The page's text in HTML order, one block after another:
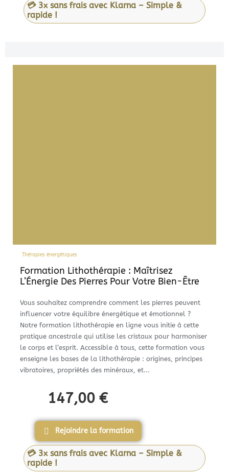
💳 3x sans frais avec Klarna – Simple &
rapide !
Thérapies énergétiques
Formation Lithothérapie : Maîtrisez
L’Énergie Des Pierres Pour Votre Bien-Être
Vous souhaitez comprendre comment les pierres peuvent
influencer votre équilibre énergétique et émotionnel ?
Notre formation lithothérapie en ligne vous initie à cette
pratique ancestrale qui utilise les cristaux pour harmoniser
le corps et l’esprit. Accessible à tous, cette formation vous
enseigne les bases de la lithothérapie : origines, principes
vibratoires, propriétés des minéraux, et...
147,00 €
Rejoindre la formation
💳 3x sans frais avec Klarna – Simple &
rapide !